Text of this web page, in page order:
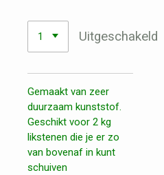
Uitgeschakeld
Gemaakt van zeer
duurzaam kunststof.
Geschikt voor 2 kg
likstenen die je er zo
van bovenaf in kunt
schuiven